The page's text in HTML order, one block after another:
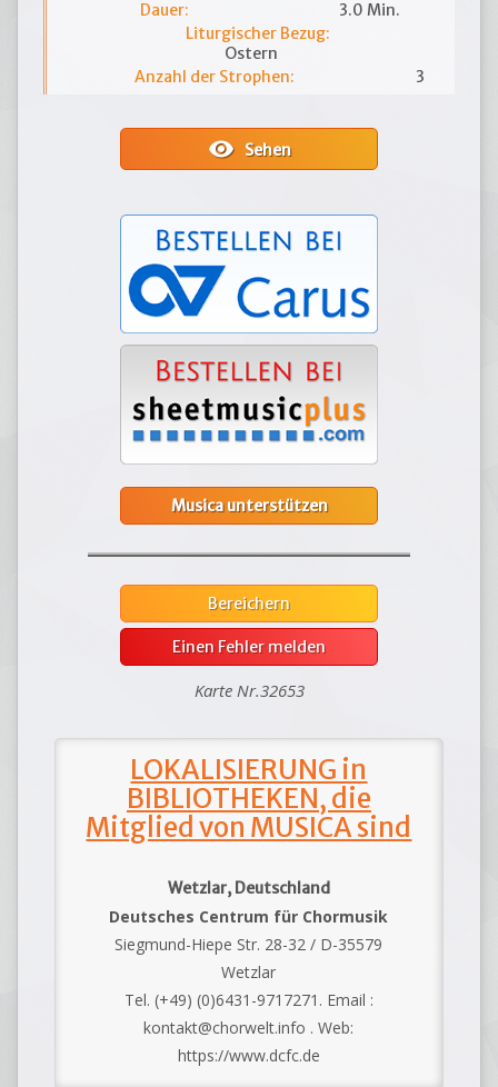
Dauer:
3.0 Min.
Liturgischer Bezug:
Ostern
Anzahl der Strophen:
3
visibilitySehen
Musica unterstützen
Bereichern
Einen Fehler melden
Karte Nr.32653
LOKALISIERUNG in
BIBLIOTHEKEN, die
Mitglied von MUSICA sind
Wetzlar, Deutschland
Deutsches Centrum für Chormusik
Siegmund-Hiepe Str. 28-32 / D-35579
Wetzlar
Tel. (+49) (0)6431-9717271. Email :
kontakt@chorwelt.info . Web:
https://www.dcfc.de